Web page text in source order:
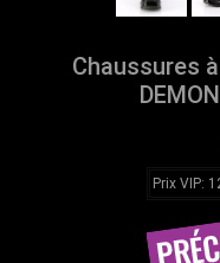
Chaussures
Prix VIP: